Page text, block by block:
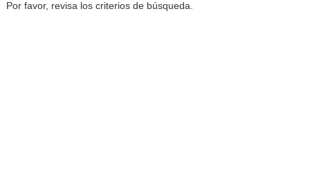
Por favor, revisa los criterios de búsqueda.